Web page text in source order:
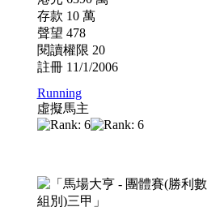
存款 10 萬
聲望 478
閱讀權限 20
註冊 11/1/2006
Running
虛擬馬主